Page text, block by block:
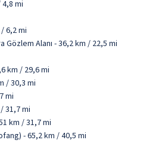
mi
6,2 mi
Gözlem Alanı - 36,2 km / 22,5 mi
km / 29,6 mi
/ 30,3 mi
mi
31,7 mi
km / 31,7 mi
- 65,2 km / 40,5 mi